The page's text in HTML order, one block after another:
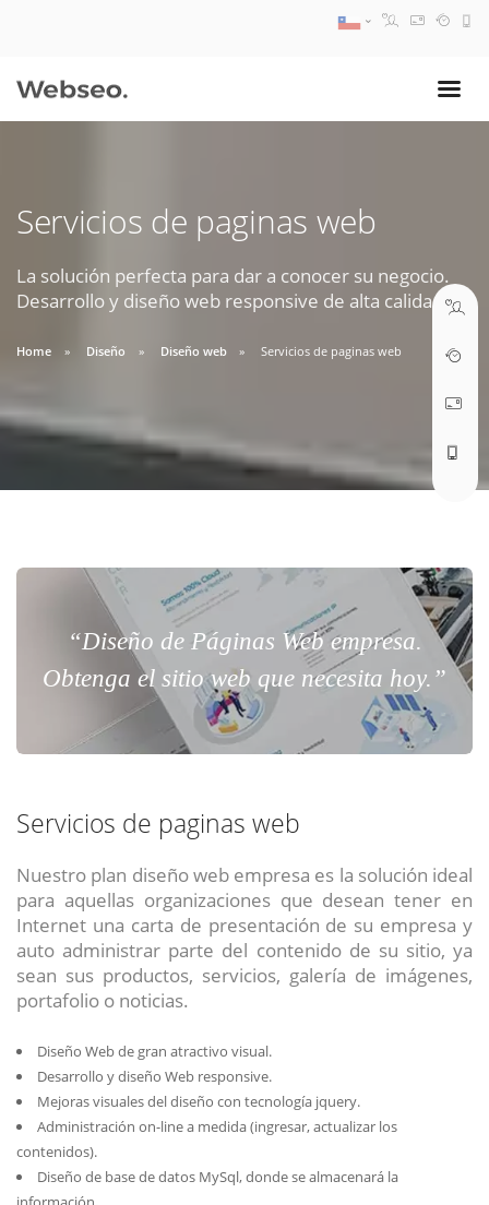
Servicios de paginas web
La solución perfecta para dar a conocer su negocio.
Desarrollo y diseño web responsive de alta calidad.
Home Diseño Diseño web Servicios de paginas web
“Diseño de Páginas Web empresa.
Obtenga el sitio web que necesita hoy.”
Servicios de paginas web
Nuestro plan diseño web empresa es la solución ideal
para aquellas organizaciones que desean tener en
Internet una carta de presentación de su empresa y
auto administrar parte del contenido de su sitio, ya
sean sus productos, servicios, galería de imágenes,
portafolio o noticias.
Diseño Web de gran atractivo visual.
Desarrollo y diseño Web responsive.
Mejoras visuales del diseño con tecnología jquery.
Administración on-line a medida (ingresar, actualizar los
contenidos).
Diseño de base de datos MySql, donde se almacenará la
09:30 AM A 18:30 PM
soporte@webseo.cl